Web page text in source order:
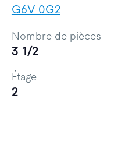
G6V 0G2
Nombre de pièces
3 1/2
Étage
2